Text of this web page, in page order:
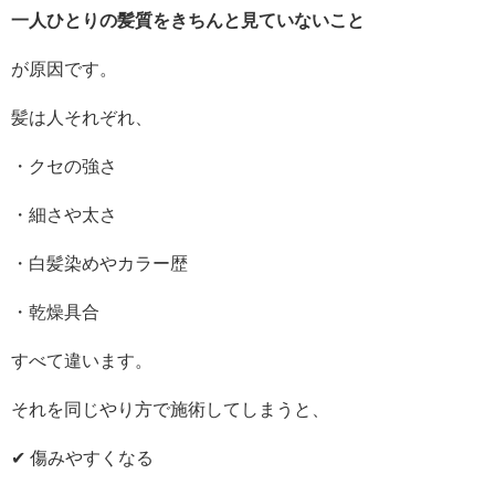
一人ひとりの髪質をきちんと見ていないこと
が原因です。
髪は人それぞれ、
・クセの強さ
・細さや太さ
・白髪染めやカラー歴
・乾燥具合
すべて違います。
それを同じやり方で施術してしまうと、
✔ 傷みやすくなる